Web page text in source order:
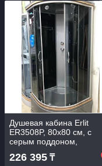
Душевая кабина Erlit
ER3508P, 80х80 см, с
серым поддоном,
тонированным стеклом.
226 395 ₸